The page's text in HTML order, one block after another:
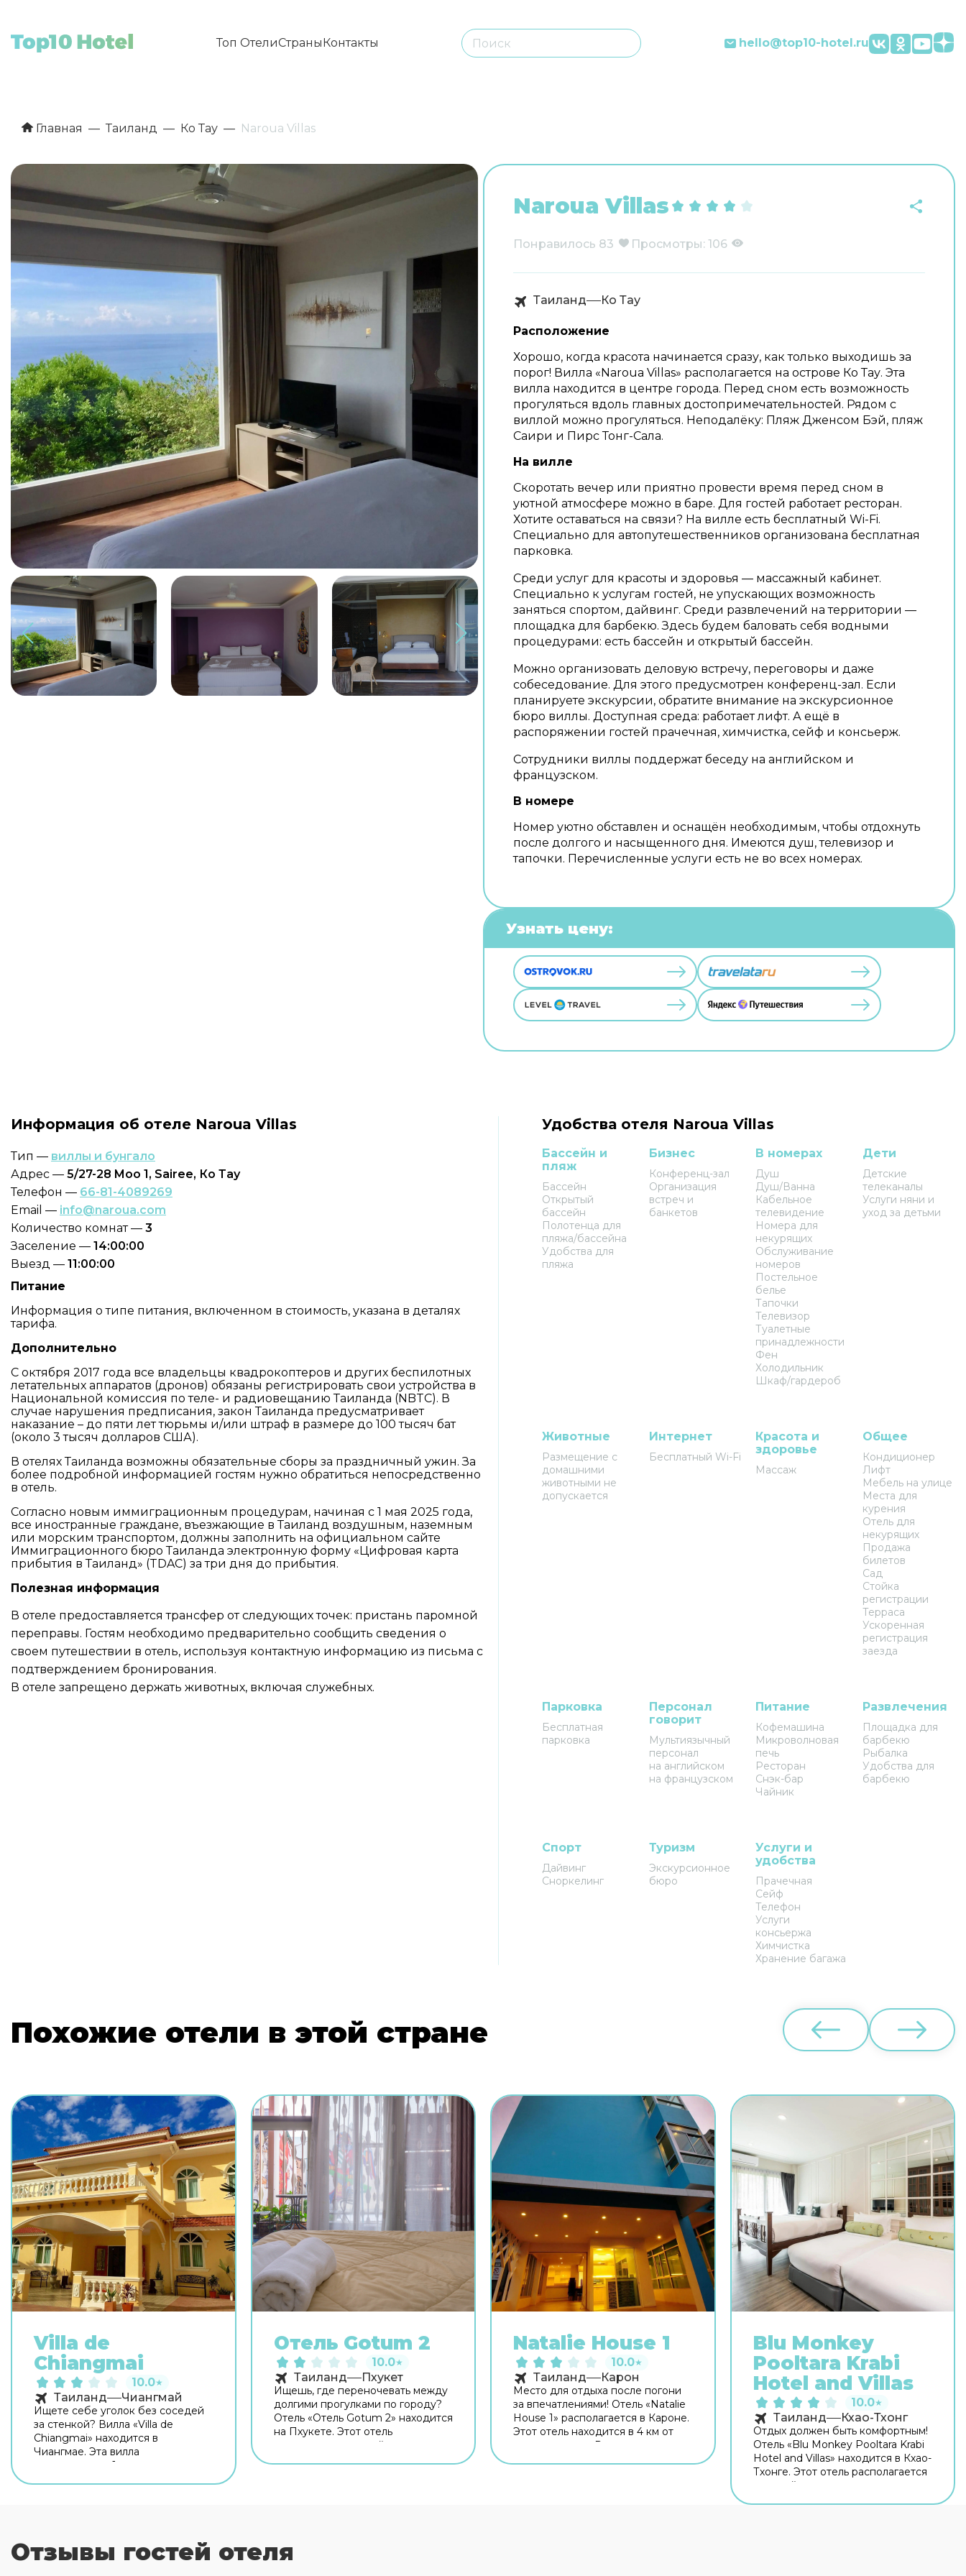
Топ ОтелиСтраныКонтакты hello@top10-hotel.ru
Главная Таиланд Ко Тау Naroua Villas
Naroua Villas
Понравилось 83 Просмотры: 106
Таиланд Ко Тау
Расположение
Хорошо, когда красота начинается сразу, как только выходишь за
порог! Вилла «Naroua Villas» располагается на острове Ко Тау. Эта
вилла находится в центре города. Перед сном есть возможность
прогуляться вдоль главных достопримечательностей. Рядом с
виллой можно прогуляться. Неподалёку: Пляж Дженсом Бэй, пляж
Саири и Пирс Тонг-Сала.
На вилле
Скоротать вечер или приятно провести время перед сном в
уютной атмосфере можно в баре. Для гостей работает ресторан.
Хотите оставаться на связи? На вилле есть бесплатный Wi-Fi.
Специально для автопутешественников организована бесплатная
парковка.
Среди услуг для красоты и здоровья — массажный кабинет.
Специально к услугам гостей, не упускающих возможность
заняться спортом, дайвинг. Среди развлечений на территории —
площадка для барбекю. Здесь будем баловать себя водными
процедурами: есть бассейн и открытый бассейн.
Можно организовать деловую встречу, переговоры и даже
собеседование. Для этого предусмотрен конференц-зал. Если
планируете экскурсии, обратите внимание на экскурсионное
бюро виллы. Доступная среда: работает лифт. А ещё в
распоряжении гостей прачечная, химчистка, сейф и консьерж.
Сотрудники виллы поддержат беседу на английском и
французском.
В номере
Номер уютно обставлен и оснащён необходимым, чтобы отдохнуть
после долгого и насыщенного дня. Имеются душ, телевизор и
тапочки. Перечисленные услуги есть не во всех номерах.
Узнать цену:
Информация об отеле Naroua Villas
Тип — виллы и бунгало
Адрес — 5/27-28 Moo 1, Sairee, Ко Тау
Телефон — 66-81-4089269
Email — info@naroua.com
Количество комнат — 3
Заселение — 14:00:00
Выезд — 11:00:00
Питание
Информация о типе питания, включенном в стоимость, указана в деталях
тарифа.
Дополнительно
С октября 2017 года все владельцы квадрокоптеров и других беспилотных
летательных аппаратов (дронов) обязаны регистрировать свои устройства в
Национальной комиссия по теле- и радиовещанию Таиланда (NBTC). В
случае нарушения предписания, закон Таиланда предусматривает
наказание – до пяти лет тюрьмы и/или штраф в размере до 100 тысяч бат
(около 3 тысяч долларов США).
В отелях Таиланда возможны обязательные сборы за праздничный ужин. За
более подробной информацией гостям нужно обратиться непосредственно
в отель.
Согласно новым иммиграционным процедурам, начиная с 1 мая 2025 года,
все иностранные граждане, въезжающие в Таиланд воздушным, наземным
или морским транспортом, должны заполнить на официальном сайте
Иммиграционного бюро Таиланда электронную форму «Цифровая карта
прибытия в Таиланд» (TDAC) за три дня до прибытия.
Полезная информация
В отеле предоставляется трансфер от следующих точек: пристань паромной
переправы. Гостям необходимо предварительно сообщить сведения о
своем путешествии в отель, используя контактную информацию из письма с
подтверждением бронирования.
В отеле запрещено держать животных, включая служебных.
Удобства отеля Naroua Villas
Бассейн и
пляж
Бассейн
Открытый
бассейн
Полотенца для
пляжа/бассейна
Удобства для
пляжа
Бизнес
Конференц-зал
Организация
встреч и
банкетов
В номерах
Душ
Душ/Ванна
Кабельное
телевидение
Номера для
некурящих
Обслуживание
номеров
Постельное
белье
Тапочки
Телевизор
Туалетные
принадлежности
Фен
Холодильник
Шкаф/гардероб
Дети
Детские
телеканалы
Услуги няни и
уход за детьми
Животные
Размещение с
домашними
животными не
допускается
Интернет
Бесплатный Wi-Fi
Красота и
здоровье
Массаж
Общее
Кондиционер
Лифт
Мебель на улице
Места для
курения
Отель для
некурящих
Продажа
билетов
Сад
Стойка
регистрации
Терраса
Ускоренная
регистрация
заезда
Парковка
Бесплатная
парковка
Персонал
говорит
Мультиязычный
персонал
на английском
на французском
Питание
Кофемашина
Микроволновая
печь
Ресторан
Снэк-бар
Чайник
Развлечения
Площадка для
барбекю
Рыбалка
Удобства для
барбекю
Спорт
Дайвинг
Сноркелинг
Туризм
Экскурсионное
бюро
Услуги и
удобства
Прачечная
Сейф
Телефон
Услуги
консьержа
Химчистка
Хранение багажа
Похожие отели в этой стране
Villa de
Chiangmai
10.0★
Таиланд Чиангмай
Ищете себе уголок без соседей
за стенкой? Вилла «Villa de
Chiangmai» находится в
Чиангмае. Эта вилла
располагается 1 км от центра
при заезде. Для
путешественников на машине
Отель Gotum 2
10.0★
Таиланд Пхукет
Ищешь, где переночевать между
долгими прогулками по городу?
Отель «Отель Gotum 2» находится
на Пхукете. Этот отель
расположен в пешей
только приятным, но и удобным,
Natalie House 1
10.0★
Таиланд Карон
Место для отдыха после погони
за впечатлениями! Отель «Natalie
House 1» располагается в Кароне.
Этот отель находится в 4 км от
центра города. Рядом с отелем
Blu Monkey
Pooltara Krabi
Hotel and Villas
10.0★
Таиланд Кхао-Тхонг
Отдых должен быть комфортным!
Отель «Blu Monkey Pooltara Krabi
Hotel and Villas» находится в Кхао-
Тхонге. Этот отель располагается
в пешей доступности от центра
Отзывы гостей отеля